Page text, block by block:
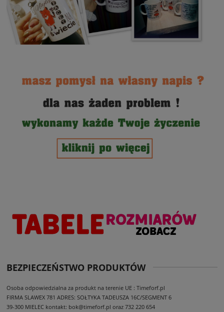
BEZPIECZEŃSTWO PRODUKTÓW
Osoba odpowiedzialna za produkt na terenie UE : Timeforf.pl
FIRMA SLAWEX 781 ADRES: SOŁTYKA TADEUSZA 16C/SEGMENT 6
39-300 MIELEC kontakt: bok@timeforf.pl oraz 732 220 654